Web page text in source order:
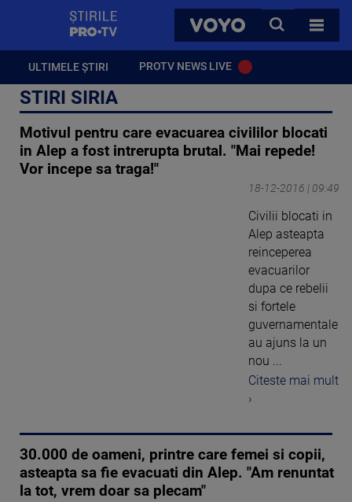
VOYO
CAUTA
TOATE
ULTIMELE ȘTIRI PROTV NEWS LIVE
STIRI SIRIA
Motivul pentru care evacuarea civililor blocati
in Alep a fost intrerupta brutal. "Mai repede!
Vor incepe sa traga!"
18-12-2016 | 09:49
Civilii blocati in
Alep asteapta
reinceperea
evacuarilor
dupa ce rebelii
si fortele
guvernamentale
au ajuns la un
nou ...
Citeste mai mult
›
30.000 de oameni, printre care femei si copii,
asteapta sa fie evacuati din Alep. "Am renuntat
la tot, vrem doar sa plecam"